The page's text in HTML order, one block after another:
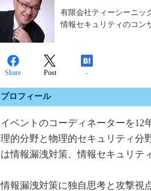
有限会社ティーシーニ
情報セキュリティのコン
Share Post -
プロフィール
イベントのコーディネーターを12
理的分野と物理的セキュリティ分
は情報漏洩対策、情報セキュリテ
情報漏洩対策に独自思考と攻撃視